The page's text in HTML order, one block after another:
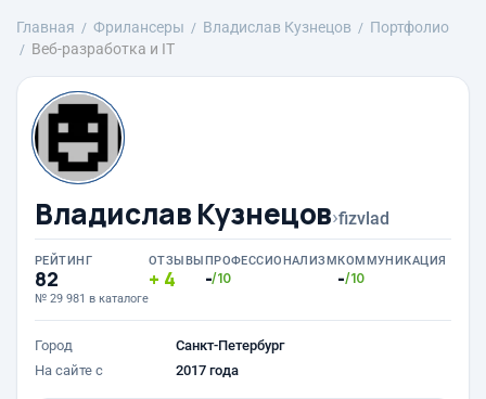
Главная Фрилансеры Владислав Кузнецов
Портфолио
Веб-разработка и IT
Владислав Кузнецов›fizvlad
РЕЙТИНГ
82
№ 29 981 в каталоге
ОТЗЫВЫ
4
ПРОФЕССИОНАЛИЗМ
-/10
КОММУНИКАЦИЯ
-/10
Город
Санкт-Петербург
На сайте с
2017 года